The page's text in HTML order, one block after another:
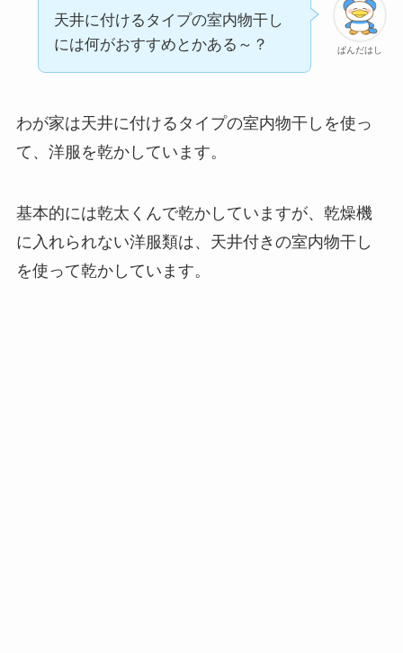
ぱんだはし
天井に付けるタイプの室内物干し
には何がおすすめとかある～？
わが家は天井に付けるタイプの室内物干しを使っ
て、洋服を乾かしています。
基本的には乾太くんで乾かしていますが、乾燥機
に入れられない洋服類は、天井付きの室内物干し
を使って乾かしています。